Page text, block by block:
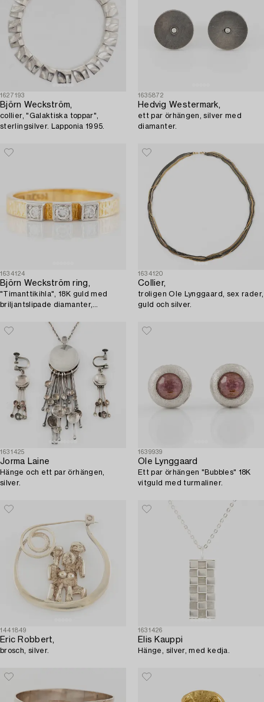
1627193
Björn Weckström,
collier, "Galaktiska toppar",
sterlingsilver. Lapponia 1995.
1635872
Hedvig Westermark,
ett par örhängen, silver med
diamanter.
1634124
Björn Weckström ring,
"Timanttikihla", 18K guld med
briljantslipade diamanter,
1634120
Collier,
troligen Ole Lynggaard, sex rader,
guld och silver.
1631425
Jorma Laine
Hänge och ett par örhängen,
silver.
1639939
Ole Lynggaard
Ett par örhängen "Bubbles" 18K
vitguld med turmaliner.
1441849
Eric Robbert,
brosch, silver.
1631426
Elis Kauppi
Hänge, silver, med kedja.